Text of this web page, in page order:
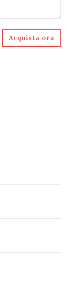
Acquista ora